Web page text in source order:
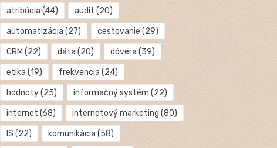
atribúcia (44) audit (20)
automatizácia (27) cestovanie (29)
CRM (22) dáta (20) dôvera (39)
etika (19) frekvencia (24)
hodnoty(25) informačný systém (22)
internet (68) internetový marketing (80)
IS (22) komunikácia (58)